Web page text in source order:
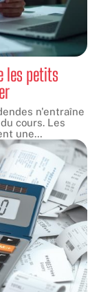
les petits
n'entraîne
cours. Les
une…